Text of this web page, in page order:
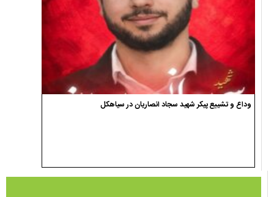
وداع و تشییع پیکر شهید سجاد انصاریان در سیاهکل